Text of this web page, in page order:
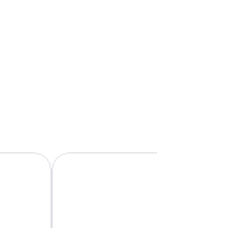
Maple Tree Inn